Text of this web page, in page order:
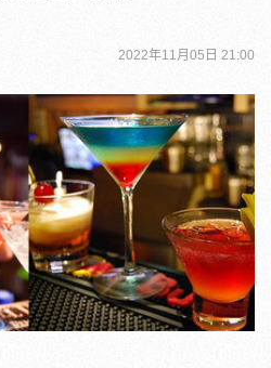
2022年11月05日 21:00